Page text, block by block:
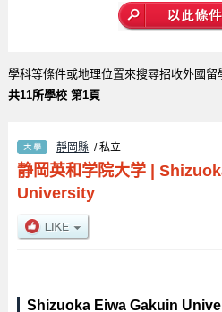
學科等條件或地理位置來搜尋招收外國留
共11所學校 第1頁
靜岡縣 / 私立
静岡英和学院大学|
University
Shizuoka Eiwa Gakuin